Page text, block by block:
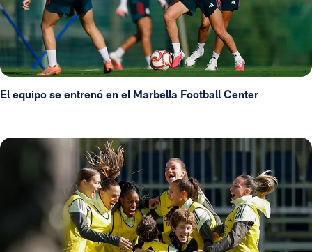
El equipo se entrenó en el Marbella Football Center